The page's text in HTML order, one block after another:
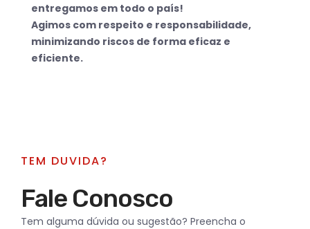
entregamos em todo o país!
Agimos com respeito e responsabilidade,
minimizando riscos de forma eficaz e
eficiente.
TEM DUVIDA?
Fale Conosco
Tem alguma dúvida ou sugestão? Preencha o